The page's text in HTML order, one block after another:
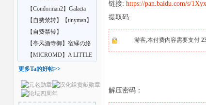
【Vrgiantess】Your school
【Condorman2】Galacta
【自费禁转】【tinyman】
Ep9 extra – Lurk
【自费禁转】
【AdultingX】Giantess Feet
【亭风酒寺御】宿縁の絡
み合い
【MICROMD】A LITTLE
MAGIC 8-9
更多Ta的好帖>>
链接: https://pan.baidu.com/s/
提取码:
游客,本付费内容需要支付
解压密码：